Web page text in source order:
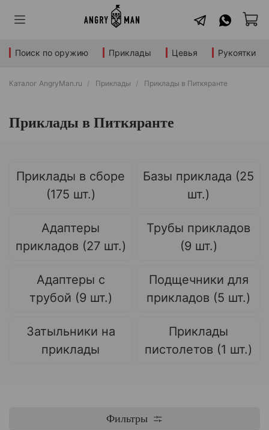
Поиск по оружию Приклады Цевья Рукоятки
Каталог AngryMan.ru Приклады Приклады в Питкяранте
Приклады в Питкяранте
Приклады в сборе
(175 шт.)
Базы приклада (25
шт.)
Адаптеры
прикладов (27 шт.)
Трубы прикладов
(9 шт.)
Адаптеры с
трубой (9 шт.)
Подщечники для
прикладов (5 шт.)
Затыльники на
приклады
Приклады
пистолетов (1 шт.)
Фильтры